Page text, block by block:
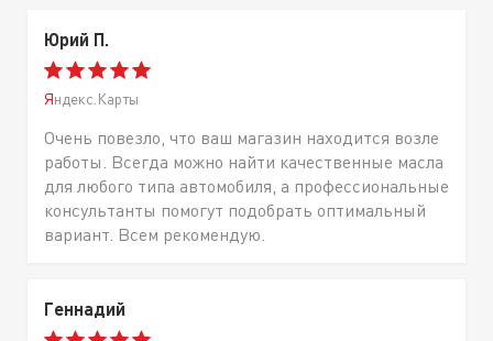
Юрий П.
Яндекс.Карты
Очень повезло, что ваш магазин находится возле
работы. Всегда можно найти качественные масла
для любого типа автомобиля, а профессиональные
консультанты помогут подобрать оптимальный
вариант. Всем рекомендую.
Геннадий